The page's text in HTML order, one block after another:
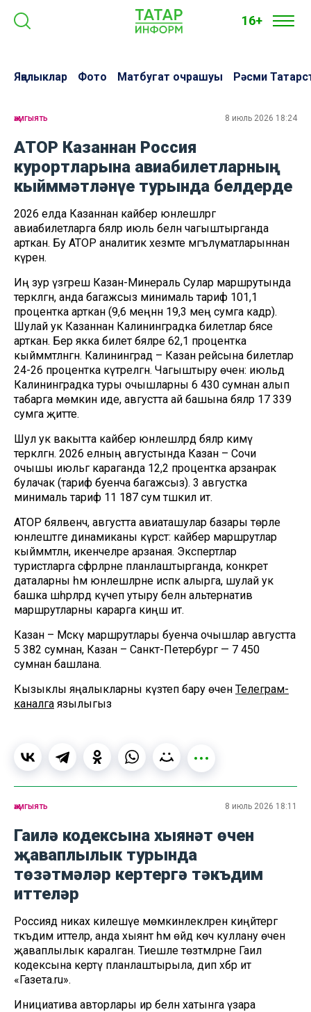
16+
Яңалыклар Фото Матбугат очрашуы Рәсми
җәмгыять 8 июль 2026 18:24
АТОР Казаннан Россия
курортларына авиабилетларның
кыйммәтләнүе турында белдерде
2026 елда Казаннан кайбер юнәлешләргә
авиабилетларга бәяләр июль белән чагыштырганда
арткан. Бу АТОР аналитик хезмәте мәгълүматларыннан
күренә.
Иң зур үзгәреш Казан-Минераль Сулар маршрутында
теркәлгән, анда багажсыз минималь тариф 101,1
процентка арткан (9,6 меңнән 19,3 мең сумга кадәр).
Шулай ук Казаннан Калининградка билетлар бәясе
арткан. Бер якка билет бәяләре 62,1 процентка
кыйммәтләнгән. Калининград – Казан рейсына билетлар
24-26 процентка күтәрелгән. Чагыштыру өчен: июльдә
Калининградка туры очышларны 6 430 сумнан алып
табарга мөмкин иде, августта ай башына бәяләр 17 339
сумга җитте.
Шул ук вакытта кайбер юнәлешләрдә бәяләр кимү
теркәлгән. 2026 елның августында Казан – Сочи
очышы июльгә караганда 12,2 процентка арзанрак
булачак (тариф буенча багажсыз). 3 августка
минималь тариф 11 187 сум тәшкил итә.
АТОР бәяләвенчә, августта авиаташулар базары төрле
юнәлештәге динамиканы күрсәтә: кайбер маршрутлар
кыйммәтләнә, икенчеләре арзаная. Экспертлар
туристларга сәфәрләрне планлаштырганда, конкрет
даталарны һәм юнәлешләрне исәпкә алырга, шулай ук
башка шәһәрләрдә күчеп утыру белән альтернатив
маршрутларны карарга киңәш итә.
Казан – Мәскәү маршрутлары буенча очышлар августта
5 382 сумнан, Казан – Санкт-Петербург — 7 450
сумнан башлана.
Кызыклы яңалыкларны күзәтеп бару өчен Телеграм-
каналга язылыгыз
җәмгыять 8 июль 2026 18:11
Гаилә кодексына хыянәт өчен
җаваплылык турында
төзәтмәләр кертергә тәкъдим
иттеләр
Россиядә никах килешүе мөмкинлекләрен киңәйтергә
тәкъдим иттеләр, анда хыянәт һәм өйдә көч куллану өчен
җаваплылык каралган. Тиешле төзәтмәләрне Гаилә
кодексына кертү планлаштырыла, дип хәбәр итә
«Газета.ru».
Инициатива авторлары ир белән хатынга үзара